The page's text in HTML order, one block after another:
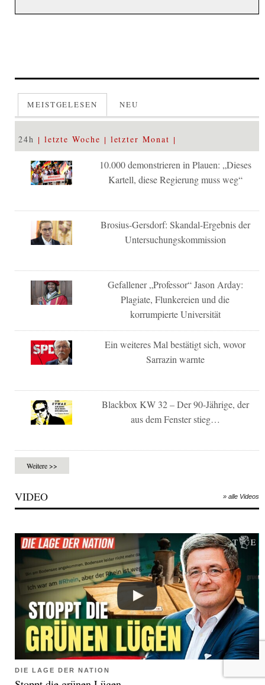
MEISTGELESEN NEU
24h letzte Woche letzter Monat
10.000 demonstrieren in Plauen: „Dieses
Kartell, diese Regierung muss weg“
Brosius-Gersdorf: Skandal-Ergebnis der
Untersuchungskommission
Gefallener „Professor“ Jason Arday:
Plagiate, Flunkereien und die
korrumpierte Universität
Ein weiteres Mal bestätigt sich, wovor
Sarrazin warnte
Blackbox KW 32 – Der 90-Jährige, der
aus dem Fenster stieg…
Weitere >>
VIDEO » alle Videos
DIE LAGE DER NATION